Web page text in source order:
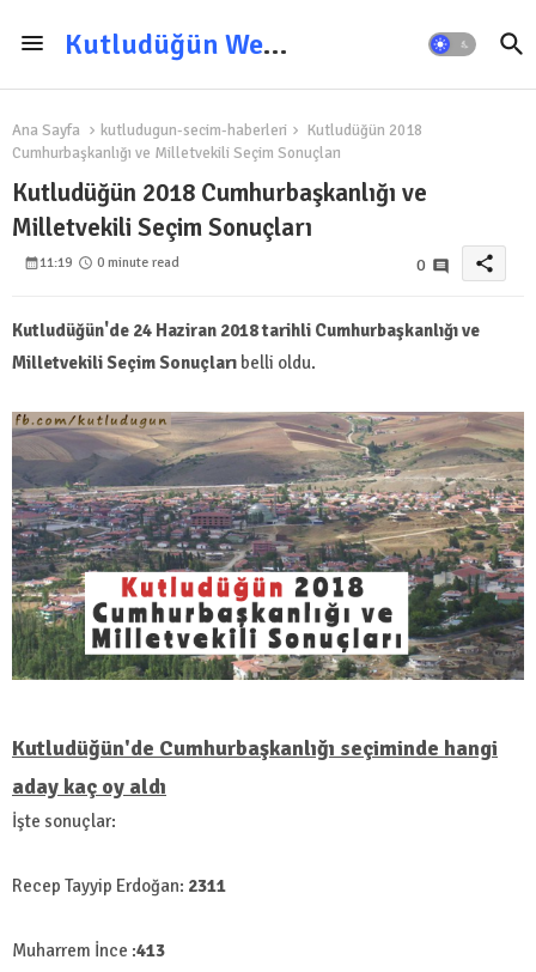
Kutludüğün Web Sitesi
Ana Sayfa kutludugun-secim-haberleri
Kutludüğün 2018
Cumhurbaşkanlığı ve Milletvekili Seçim Sonuçları
Kutludüğün 2018 Cumhurbaşkanlığı ve
Milletvekili Seçim Sonuçları
11:19 0 minute read 0 share
Kutludüğün'de 24 Haziran 2018 tarihli Cumhurbaşkanlığı ve
Milletvekili Seçim Sonuçları belli oldu.
Kutludüğün'de Cumhurbaşkanlığı seçiminde hangi
aday kaç oy aldı
İşte sonuçlar:
Recep Tayyip Erdoğan: 2311
Muharrem İnce :413